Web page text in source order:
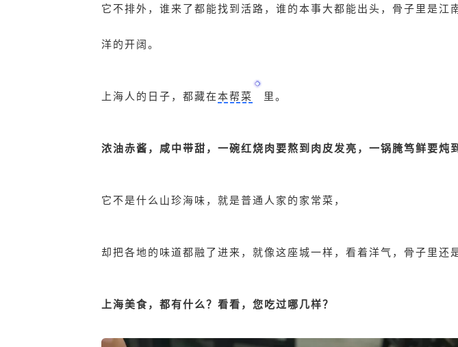
它不排外，谁来了都能找到活路，谁的本事大都能出头，骨子里是江
洋的开阔。
上海人的日子，都藏在本帮菜 里。
浓油赤酱，咸中带甜，一碗红烧肉要熬到肉皮发亮，一锅腌笃鲜要炖
它不是什么山珍海味，就是普通人家的家常菜，
却把各地的味道都融了进来，就像这座城一样，看着洋气，骨子里还
上海美食，都有什么？看看，您吃过哪几样？